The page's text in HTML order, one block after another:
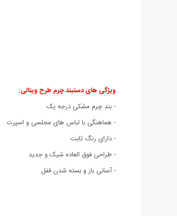
ویژگی های دستبند چرم طرح ویتالی:
- بند چرم مشکی درجه یک
- هماهنگی با لباس های مجلسی و اسپرت
- دارای رنگ ثابت
- طراحی فوق العاده شيک و جديد
- آسانی باز و بسته شدن قفل